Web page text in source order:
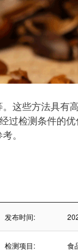
这些方法具有
过检测条件的
。
发布时间:
检测项目: 食